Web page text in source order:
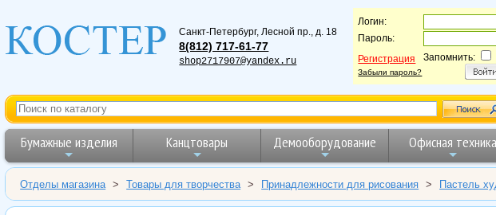
Санкт-Петербург, Лесной пр., д. 18
8(812) 717-61-77
shop2717907@yandex.ru
Логин:
Пароль:
Регистрация
Забыли пароль?
Запомнить:
Бумажные изделия Канцтовары Демооборудование Офисная техника
Отделы магазина > Товары для творчества > Принадлежности для рисования > Пастель